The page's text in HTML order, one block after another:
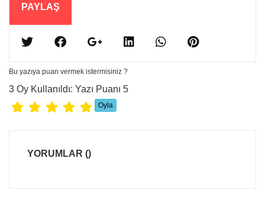
PAYLAŞ
Bu yazıya puan vermek istermisiniz ?
3 Oy Kullanıldı: Yazı Puanı 5
YORUMLAR ()